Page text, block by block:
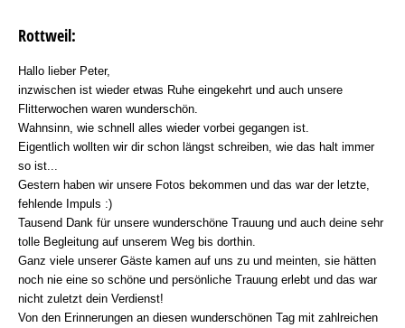
Rottweil:
Hallo lieber Peter,
inzwischen ist wieder etwas Ruhe eingekehrt und auch unsere
Flitterwochen waren wunderschön.
Wahnsinn, wie schnell alles wieder vorbei gegangen ist.
Eigentlich wollten wir dir schon längst schreiben, wie das halt immer
so ist...
Gestern haben wir unsere Fotos bekommen und das war der letzte,
fehlende Impuls :)
Tausend Dank für unsere wunderschöne Trauung und auch deine sehr
tolle Begleitung auf unserem Weg bis dorthin.
Ganz viele unserer Gäste kamen auf uns zu und meinten, sie hätten
noch nie eine so schöne und persönliche Trauung erlebt und das war
nicht zuletzt dein Verdienst!
Von den Erinnerungen an diesen wunderschönen Tag mit zahlreichen